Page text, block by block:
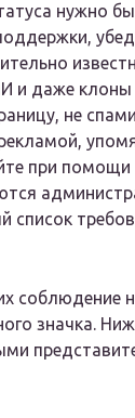
нужно
и даже клоны
не
при помощи
список
соблюдение
значка.